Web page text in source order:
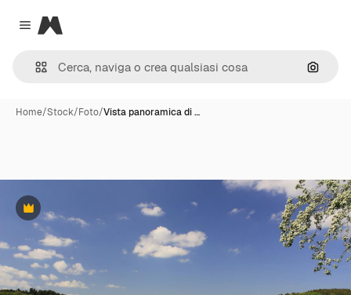
Close menu
Magnific
Cerca
Home/Stock/Foto/Vista panoramica di …
Premium